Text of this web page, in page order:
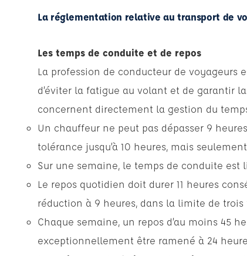
La réglementation relative au transport de
Les temps de conduite et de repos
La profession de conducteur de voyageurs
d’éviter la fatigue au volant et de garantir
concernent directement la gestion du
Un chauffeur ne peut pas dépasser 9
tolérance jusqu’à 10 heures, mais
Sur une semaine, le temps de conduite est
Le repos quotidien doit durer 11 heures
réduction à 9 heures, dans la limite de trois
Chaque semaine, un repos d’au moins 45
exceptionnellement être ramené à 24